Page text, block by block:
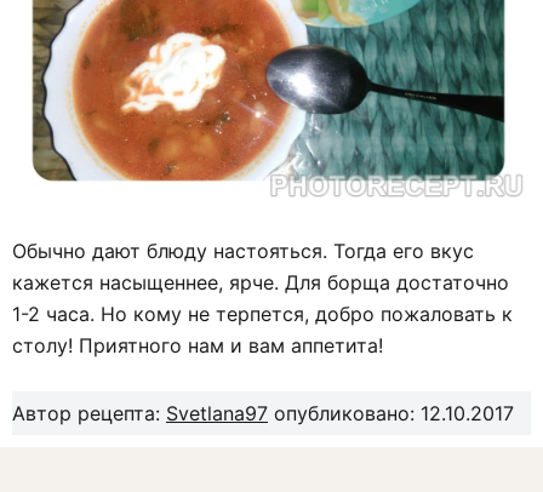
Обычно дают блюду настояться. Тогда его вкус
кажется насыщеннее, ярче. Для борща достаточно
1-2 часа. Но кому не терпется, добро пожаловать к
столу! Приятного нам и вам аппетита!
Автор рецепта: Svetlana97 опубликовано: 12.10.2017